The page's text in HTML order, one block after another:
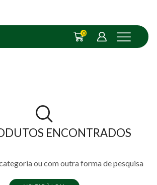
0
ENCONTRADOS
ou com outra forma de pesquisa